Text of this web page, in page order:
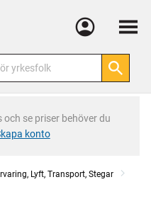
Meny
se priser behöver du
konto
Lyft, Transport, Stegar